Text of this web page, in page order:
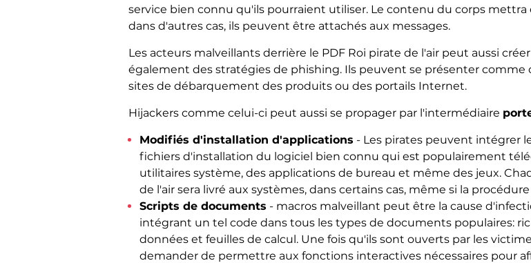
service bien connu qu'ils pourraient utiliser. Le contenu du corps mettra
dans d'autres cas, ils peuvent être attachés aux messages.
Les acteurs malveillants derrière le PDF Roi pirate de l'air peut aussi créer
également des stratégies de phishing. Ils peuvent se présenter
sites de débarquement des produits ou des portails Internet.
Hijackers comme celui-ci peut aussi se propager par l'intermédiaire
Modifiés d'installation d'applications - Les pirates peuvent intégrer
fichiers d'installation du logiciel bien connu qui est populairement
utilitaires système, des applications de bureau et même des jeux.
de l'air sera livré aux systèmes, dans certains cas, même si la
Scripts de documents - macros malveillant peut être la cause
intégrant un tel code dans tous les types de documents populaires:
données et feuilles de calcul. Une fois qu'ils sont ouverts par les
demander de permettre aux fonctions interactives nécessaires pour